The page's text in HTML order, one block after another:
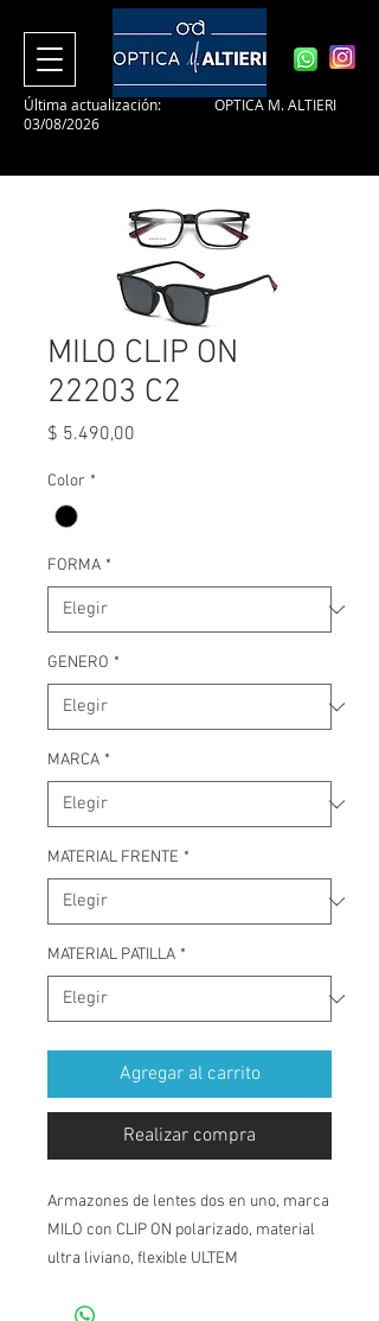
Última actualización:
03/08/2026
OPTICA M. ALTIERI
MILO CLIP ON
22203 C2
$ 5.490,00
Color *
FORMA *
GENERO *
MARCA *
MATERIAL FRENTE *
MATERIAL PATILLA *
Agregar al carrito
Realizar compra
Armazones de lentes dos en uno, marca
MILO con CLIP ON polarizado, material
ultra liviano, flexible ULTEM